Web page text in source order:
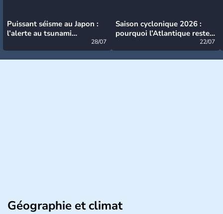
Puissant séisme au Japon :
l’alerte au tsunami
28/07
Saison cyclonique 2026 :
pourquoi l’Atlantique reste
22/07
Géographie et climat